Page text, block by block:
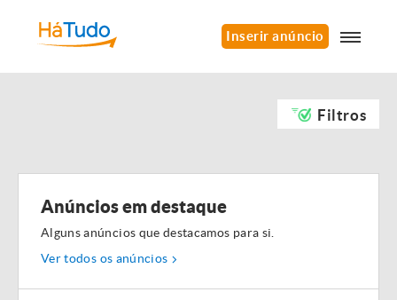
Inserir anúncio
Filtros
Anúncios em destaque
Alguns anúncios que destacamos para si.
Ver todos os anúncios